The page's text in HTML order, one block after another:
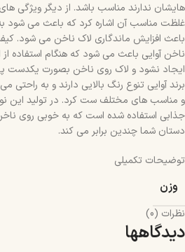
هایشان ندارند مناسب باشد. از دیگر ویژگی
غلظت مناسب آن اشاره کرد که باعث می شود
باعث افزایش ماندگاری لاک ناخن می شود.
ناخن آوایی باعث می شود که هنگام استفاده
ایجاد نشود و لاک روی ناخن بصورت
برند آوایی تنوع رنگ بالایی دارند و به راحتی
و مناسب های مختلف ست کرد. در تولید این نوع
جذابی استفاده شده است که به خوبی روی
دستان شما چندین برابر می کند.
توضیحات تکمیلی
وزن
نظرات (0)
دیدگاهها